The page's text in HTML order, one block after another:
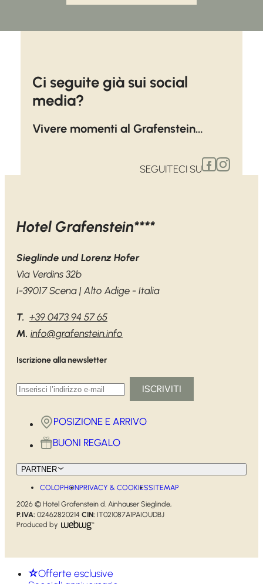
Ci seguite già sui social
media?
Vivere momenti al Grafenstein…
SEGUITECI SU
Hotel Grafenstein****
Sieglinde und Lorenz Hofer
Via Verdins 32b
I-39017 Scena | Alto Adige - Italia
T. +39 0473 94 57 65
M. info@grafenstein.info
Iscrizione alla newsletter
ISCRIVITI
POSIZIONE E ARRIVO
BUONI REGALO
PARTNER
COLOPHONPRIVACY & COOKIESSITEMAP
2026 © Hotel Grafenstein d. Ainhauser Sieglinde,
P.IVA: 02462820214 CIN: IT021087A1PAIOUDBJ
Produced by
Offerte esclusive